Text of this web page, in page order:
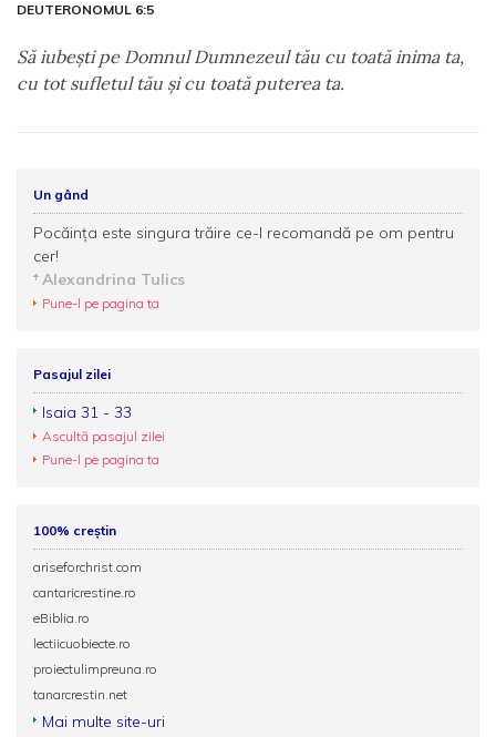
DEUTERONOMUL 6:5
Să iubeşti pe Domnul Dumnezeul tău cu toată inima ta,
cu tot sufletul tău şi cu toată puterea ta.
Un gând
Pocăința este singura trăire ce-l recomandă pe om pentru
cer!
Alexandrina Tulics
Pune-l pe pagina ta
Pasajul zilei
Isaia 31 - 33
Ascultă pasajul zilei
Pune-l pe pagina ta
100% creștin
ariseforchrist.com
cantaricrestine.ro
eBiblia.ro
lectiicuobiecte.ro
proiectulimpreuna.ro
tanarcrestin.net
Mai multe site-uri